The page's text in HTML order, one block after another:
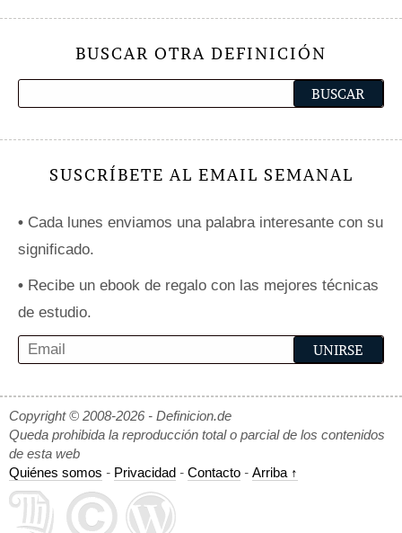
BUSCAR OTRA DEFINICIÓN
SUSCRÍBETE AL EMAIL SEMANAL
• Cada lunes enviamos una palabra interesante con su
significado.
• Recibe un ebook de regalo con las mejores técnicas
de estudio.
Copyright © 2008-2026 - Definicion.de
Queda prohibida la reproducción total o parcial de los contenidos
de esta web
Quiénes somos - Privacidad - Contacto - Arriba ↑